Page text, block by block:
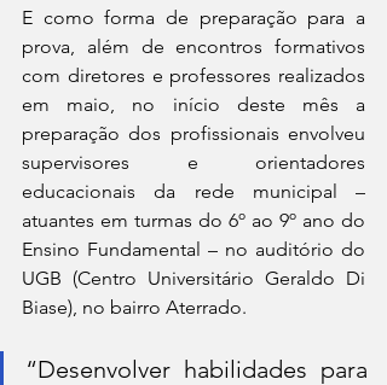
E como forma de preparação para a
prova, além de encontros formativos
com diretores e professores realizados
em maio, no início deste mês a
preparação dos profissionais envolveu
supervisores e orientadores
educacionais da rede municipal –
atuantes em turmas do 6º ao 9º ano do
Ensino Fundamental – no auditório do
UGB (Centro Universitário Geraldo Di
Biase), no bairro Aterrado.
“Desenvolver habilidades para